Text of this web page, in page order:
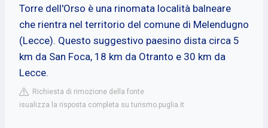
Torre dell'Orso è una rinomata località balneare
che rientra nel territorio del comune di Melendugno
(Lecce). Questo suggestivo paesino dista circa 5
km da San Foca, 18 km da Otranto e 30 km da
Lecce.
Richiesta di rimozione della fonte
isualizza la risposta completa su turismo.puglia.it